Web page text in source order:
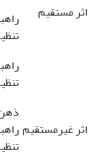
اثر مستقیم
اثر غیرمستقیم